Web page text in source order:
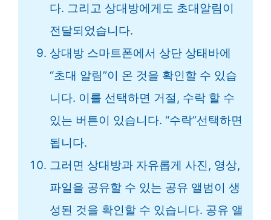
다. 그리고 상대방에게도 초대알림이
전달되었습니다.
상대방 스마트폰에서 상단 상태바에
“초대 알림”이 온 것을 확인할 수 있습
니다. 이를 선택하면 거절, 수락 할 수
있는 버튼이 있습니다. “수락”선택하면
됩니다.
그러면 상대방과 자유롭게 사진, 영상,
파일을 공유할 수 있는 공유 앨범이 생
성된 것을 확인할 수 있습니다. 공유 앨